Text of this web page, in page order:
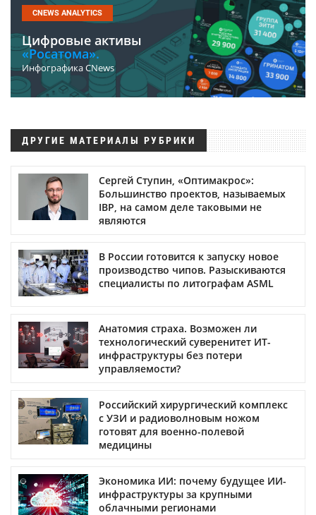
CNEWS ANALYTICS
Цифровые активы
«Росатома».
Инфографика CNews
ДРУГИЕ МАТЕРИАЛЫ РУБРИКИ
Сергей Ступин, «Оптимакрос»:
Большинство проектов, называемых
IBP, на самом деле таковыми не
являются
В России готовится к запуску новое
производство чипов. Разыскиваются
специалисты по литографам ASML
Анатомия страха. Возможен ли
технологический суверенитет ИТ-
инфраструктуры без потери
управляемости?
Российский хирургический комплекс
с УЗИ и радиоволновым ножом
готовят для военно-полевой
медицины
Экономика ИИ: почему будущее ИИ-
инфраструктуры за крупными
облачными регионами